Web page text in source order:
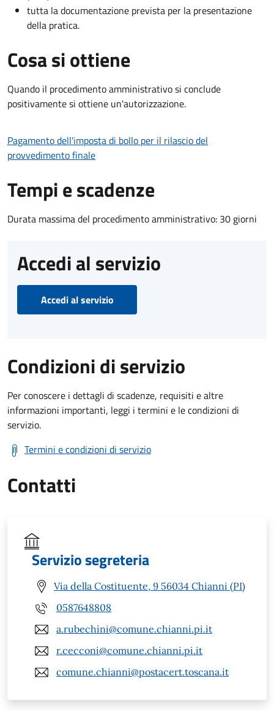
tutta la documentazione prevista per la presentazione
della pratica.
Cosa si ottiene
Quando il procedimento amministrativo si conclude
positivamente si ottiene un'autorizzazione.
Pagamento dell'imposta di bollo per il rilascio del
provvedimento finale
Tempi e scadenze
Durata massima del procedimento amministrativo: 30 giorni
Accedi al servizio
Accedi al servizio
Condizioni di servizio
Per conoscere i dettagli di scadenze, requisiti e altre
informazioni importanti, leggi i termini e le condizioni di
servizio.
Termini e condizioni di servizio
Contatti
Servizio segreteria
Via della Costituente, 9 56034 Chianni (PI)
0587648808
a.rubechini@comune.chianni.pi.it
r.cecconi@comune.chianni.pi.it
comune.chianni@postacert.toscana.it